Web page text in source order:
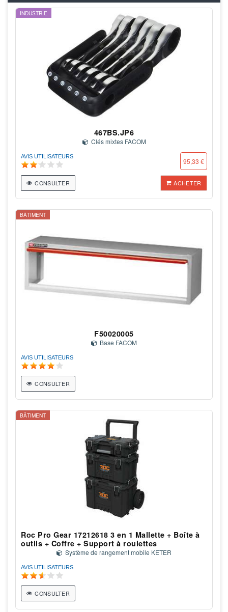
INDUSTRIE
467BS.JP6
Clés mixtes FACOM
AVIS UTILISATEURS
95,33 €
CONSULTER ACHETER
BÂTIMENT
F50020005
Base FACOM
AVIS UTILISATEURS
CONSULTER
BÂTIMENT
Roc Pro Gear 17212618 3 en 1 Mallette + Boîte à
outils + Coffre + Support à roulettes
Système de rangement mobile KETER
AVIS UTILISATEURS
CONSULTER